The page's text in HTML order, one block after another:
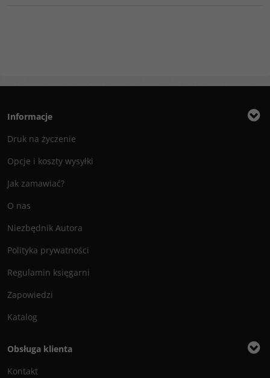
Informacje
Druk na życzenie
Opcje i koszty wysyłki
Jak zamawiać?
O nas
Niezbędnik Autora
Polityka prywatności
Regulamin księgarni
Zapowiedzi
Katalog
Obsługa klienta
Kontakt